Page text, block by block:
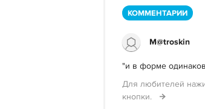
КОММЕНТАРИИ
M@troskin
"и в форме
Для любителей
кнопки.